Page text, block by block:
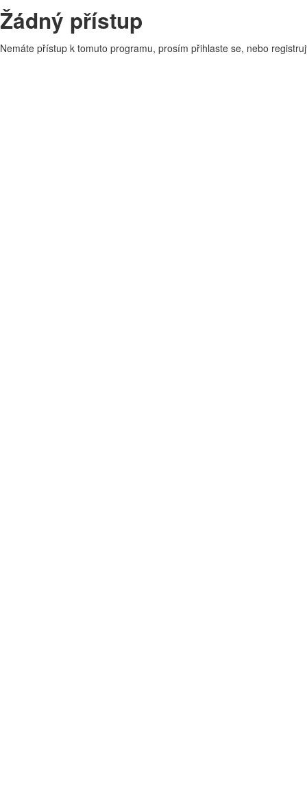
Žádný přístup
Nemáte přístup k tomuto programu, prosím přihlaste se, nebo